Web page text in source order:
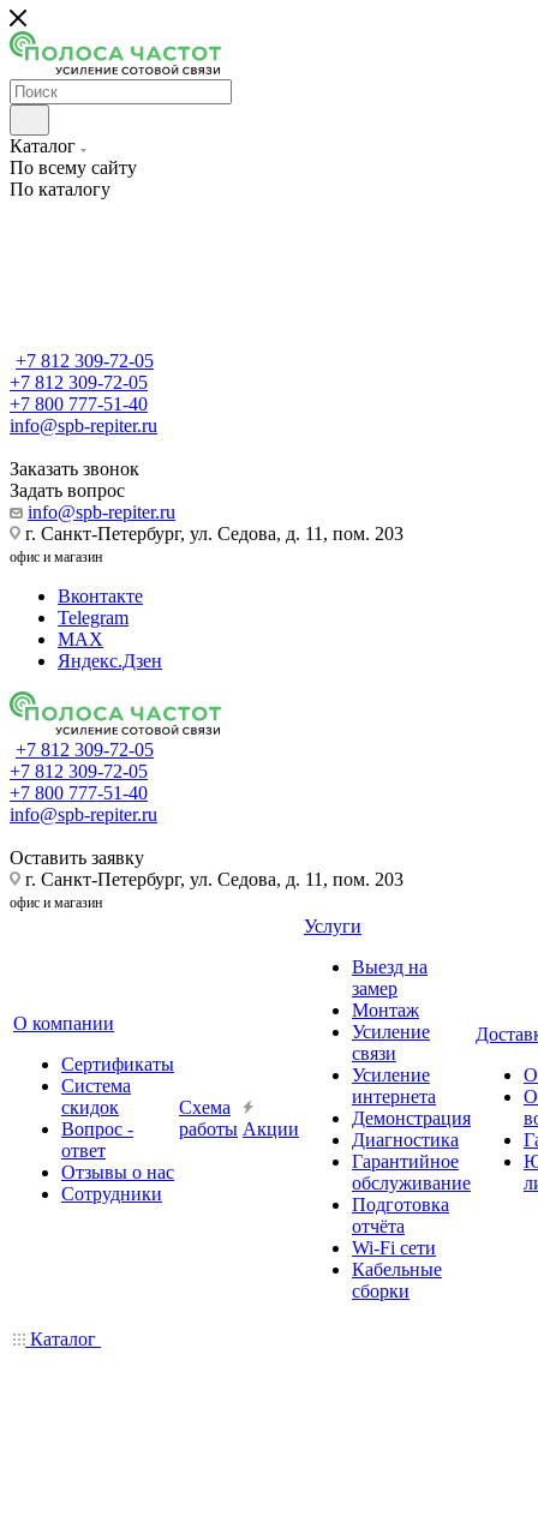
Каталог
По всему сайту
По каталогу
+7 812 309-72-05
+7 812 309-72-05
+7 800 777-51-40
info@spb-repiter.ru
Заказать звонок
Задать вопрос
info@spb-repiter.ru
г. Санкт-Петербург, ул. Седова, д. 11, пом. 203
офис и магазин
Вконтакте
Telegram
MAX
Яндекс.Дзен
+7 812 309-72-05
+7 812 309-72-05
+7 800 777-51-40
info@spb-repiter.ru
Оставить заявку
г. Санкт-Петербург, ул. Седова, д. 11, пом. 203
офис и магазин
О компании
Сертификаты
Система
скидок
Вопрос -
ответ
Отзывы о нас
Сотрудники
Схема
работы Акции
Услуги
Выезд на
замер
Монтаж
Усиление
связи
Усиление
интернета
Демонстрация
Диагностика
Гарантийное
обслуживание
Подготовка
отчёта
Wi-Fi сети
Кабельные
сборки
Каталог